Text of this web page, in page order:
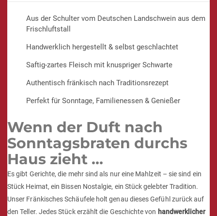
Aus der Schulter vom Deutschen Landschwein aus dem
Frischluftstall
Handwerklich hergestellt & selbst geschlachtet
Saftig-zartes Fleisch mit knuspriger Schwarte
Authentisch fränkisch nach Traditionsrezept
Perfekt für Sonntage, Familienessen & Genießer
Wenn der Duft nach
Sonntagsbraten durchs
Haus zieht …
Es gibt Gerichte, die mehr sind als nur eine Mahlzeit – sie sind ein
Stück Heimat, ein Bissen Nostalgie, ein Stück gelebter Tradition.
Unser Fränkisches Schäufele holt genau dieses Gefühl zurück auf
den Teller. Jedes Stück erzählt die Geschichte von handwerklicher